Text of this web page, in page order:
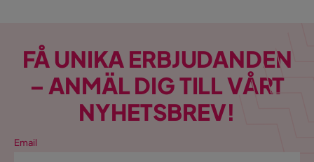
FÅ UNIKA ERBJUDANDEN
– ANMÄL DIG TILL VÅRT
NYHETSBREV!
Email